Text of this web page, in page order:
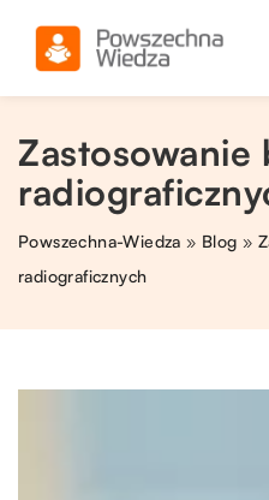
Zastosowanie
Powszechna-Wiedza » Blog »
radiograficznych